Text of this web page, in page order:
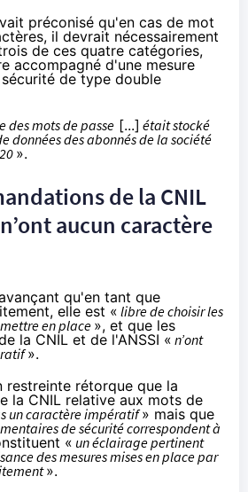
préconisé qu'en cas de mot
il devrait nécessairement
de ces quatre catégories,
accompagné d'une mesure
de type double
des mots de passe [...] était stocké
données des abonnés de la société
».
de la CNIL
aucun caractère
qu'en tant que
elle est « libre de choisir les
en place », et que les
la CNIL et de l'ANSSI « n’ont
».
restreinte rétorque que la
la CNIL relative aux mots de
un caractère impératif» mais que
de sécurité correspondent à
« un éclairage pertinent
des mesures mises en place par
».